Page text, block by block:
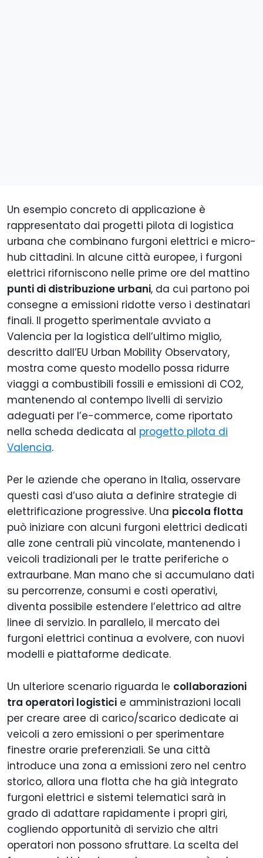
Un esempio concreto di applicazione è
rappresentato dai progetti pilota di logistica
urbana che combinano furgoni elettrici e micro-
hub cittadini. In alcune città europee, i furgoni
elettrici riforniscono nelle prime ore del mattino
punti di distribuzione urbani, da cui partono poi
consegne a emissioni ridotte verso i destinatari
finali. Il progetto sperimentale avviato a
Valencia per la logistica dell’ultimo miglio,
descritto dall’EU Urban Mobility Observatory,
mostra come questo modello possa ridurre
viaggi a combustibili fossili e emissioni di CO2,
mantenendo al contempo livelli di servizio
adeguati per l’e-commerce, come riportato
nella scheda dedicata al progetto pilota di
Valencia.
Per le aziende che operano in Italia, osservare
questi casi d’uso aiuta a definire strategie di
elettrificazione progressive. Una piccola flotta
può iniziare con alcuni furgoni elettrici dedicati
alle zone centrali più vincolate, mantenendo i
veicoli tradizionali per le tratte periferiche o
extraurbane. Man mano che si accumulano dati
su percorrenze, consumi e costi operativi,
diventa possibile estendere l’elettrico ad altre
linee di servizio. In parallelo, il mercato dei
furgoni elettrici continua a evolvere, con nuovi
modelli e piattaforme dedicate.
Un ulteriore scenario riguarda le collaborazioni
tra operatori logistici e amministrazioni locali
per creare aree di carico/scarico dedicate ai
veicoli a zero emissioni o per sperimentare
finestre orarie preferenziali. Se una città
introduce una zona a emissioni zero nel centro
storico, allora una flotta che ha già integrato
furgoni elettrici e sistemi telematici sarà in
grado di adattare rapidamente i propri giri,
cogliendo opportunità di servizio che altri
operatori non possono sfruttare. La scelta del